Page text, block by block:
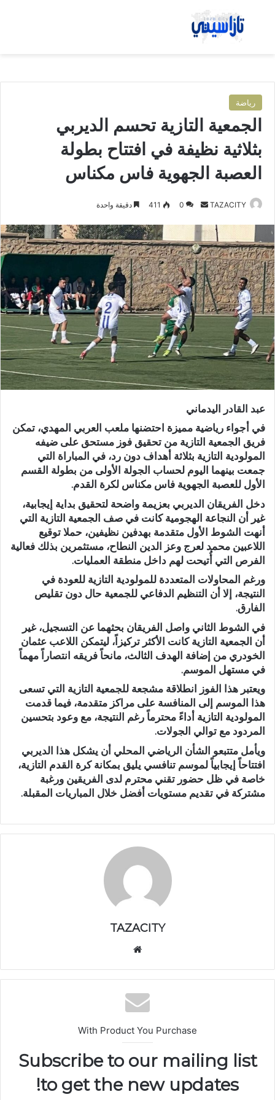
بحث عن
رياضة
الجمعية التازية تحسم الديربي
بثلاثية نظيفة في افتتاح بطولة
العصبة الجهوية فاس مكناس
TAZACITY
س
ل
ب
ر
ي
د
ل
ت
و
ن
ي
ا
0
411 دقيقة واحدة
عبد القادر اليدماني
في أجواء رياضية مميزة احتضنها ملعب العربي المهدي، تمكن
فريق الجمعية التازية من تحقيق فوز مستحق على ضيفه
المولودية التازية بثلاثة أهداف دون رد، في المباراة التي
جمعت بينهما اليوم لحساب الجولة الأولى من بطولة القسم
الأول للعصبة الجهوية فاس مكناس لكرة القدم.
دخل الفريقان الديربي بعزيمة واضحة لتحقيق بداية إيجابية،
غير أن النجاعة الهجومية كانت في صف الجمعية التازية التي
أنهت الشوط الأول متقدمة بهدفين نظيفين، حملا توقيع
اللاعبين محمد لعرج وعز الدين النطاح، مستثمرين بذلك فعالية
الفرص التي أُتيحت لهم داخل منطقة العمليات.
ورغم المحاولات المتعددة للمولودية التازية للعودة في
النتيجة، إلا أن التنظيم الدفاعي للجمعية حال دون تقليص
الفارق.
في الشوط الثاني واصل الفريقان بحثهما عن التسجيل، غير
أن الجمعية التازية كانت الأكثر تركيزاً، ليتمكن اللاعب عثمان
الخودري من إضافة الهدف الثالث، مانحاً فريقه انتصاراً مهماً
في مستهل الموسم.
ويعتبر هذا الفوز انطلاقة مشجعة للجمعية التازية التي تسعى
هذا الموسم إلى المنافسة على مراكز متقدمة، فيما قدمت
المولودية التازية أداءً محترماً رغم النتيجة، مع وعود بتحسين
المردود مع توالي الجولات.
ويأمل متتبعو الشأن الرياضي المحلي أن يشكل هذا الديربي
افتتاحاً إيجابياً لموسم تنافسي يليق بمكانة كرة القدم التازية،
خاصة في ظل حضور تقني محترم لدى الفريقين ورغبة
مشتركة في تقديم مستويات أفضل خلال المباريات المقبلة.
TAZACITY
الوي
ب
With Product You Purchase
Subscribe to our mailing list
to get the new updates!